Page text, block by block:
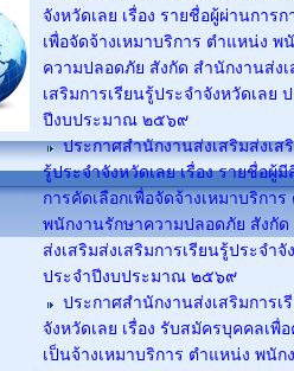
จังหวัดเลย เรื่อง รายชื่อผู้ผ่านการก
เพื่อจัดจ้างเหมาบริการ ตำแหน่ง พ
ความปลอดภัย สังกัด สำนักงานส่งเ
เสริมการเรียนรู้ประจำจังหวัดเลย
ปีงบประมาณ ๒๕๖๙
ประกาศสำนักงานส่งเสริมส่งเส
รู้ประจำจังหวัดเลย เรื่อง รายชื่อผู้
การคัดเลือกเพื่อจัดจ้างเหมาบริกา
พนักงานรักษาความปลอดภัย สังกัด
ส่งเสริมส่งเสริมการเรียนรู้ประจำจั
ประจำปีงบประมาณ ๒๕๖๙
ประกาศสำนักงานส่งเสริมการเ
จังหวัดเลย เรื่อง รับสมัครบุคคลเพื่อ
เป็นจ้างเหมาบริการ ตำแหน่ง พนัก